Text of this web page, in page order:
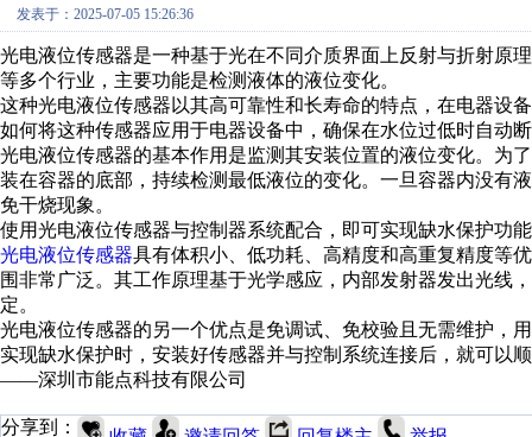
发表于：2025-07-05 15:26:36
光电液位传感器是一种基于光在不同介质界面上反射与折射原
等多个行业，主要功能是检测液体的液位变化。
这种光电液位传感器以其高可靠性和长寿命的特点，在电器设
如何将这种传感器应用于电器设备中，确保在水位过低时自动
光电液位传感器的基本作用是监测其安装位置的液位变化。为
装在容器的底部，持续检测最低液位的变化。一旦容器内没有
免干烧现象。
使用光电液位传感器与控制器系统配合，即可实现缺水保护功
光电液位传感器具有体积小、低功耗、高精度和高重复精度等
围非常广泛。其工作原理基于光学感应，内部发射器发出光线
定。
光电液位传感器的另一个优点是免调试、免校验且无需维护，
实现缺水保护时，安装好传感器并与控制系统连接后，就可以
——深圳市能点科技有限公司
分享到：